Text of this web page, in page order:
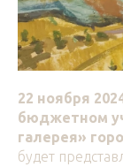
22 ноября
бюджетном
галерея»
будет